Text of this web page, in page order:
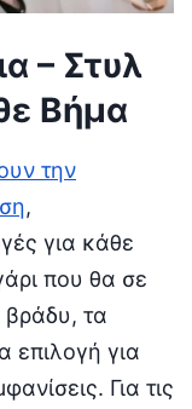
– Στυλ
Βήμα
την
,
για κάθε
που θα σε
βράδυ, τα
επιλογή για
Για τις